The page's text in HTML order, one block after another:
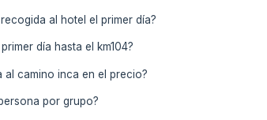
al hotel el primer día?
día hasta el km104?
al camino inca en el precio?
por grupo?